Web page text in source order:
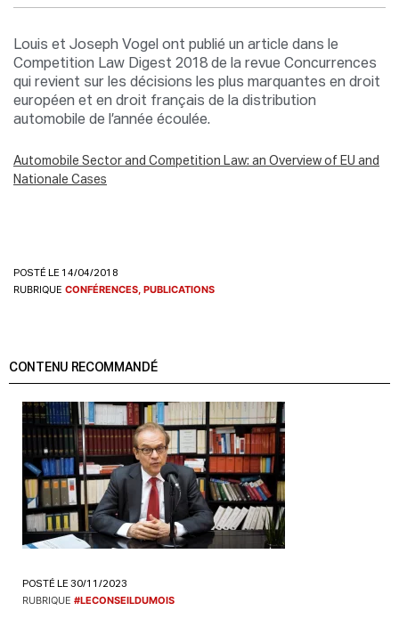
Louis et Joseph Vogel ont publié un article dans le
Competition Law Digest 2018 de la revue Concurrences
qui revient sur les décisions les plus marquantes en droit
européen et en droit français de la distribution
automobile de l’année écoulée.
Automobile Sector and Competition Law: an Overview of EU and
Nationale Cases
POSTÉ LE 14/04/2018
RUBRIQUE CONFÉRENCES, PUBLICATIONS
CONTENU RECOMMANDÉ
POSTÉ LE 30/11/2023
RUBRIQUE #LECONSEILDUMOIS